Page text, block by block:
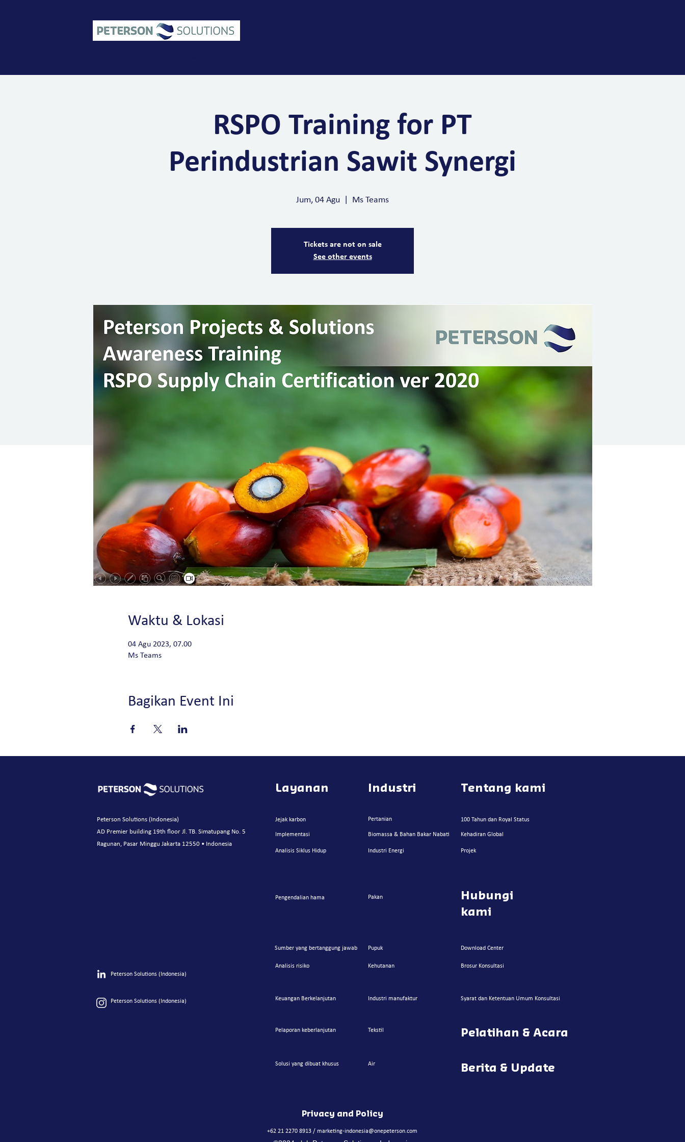
RSPO Training for PT
Perindustrian Sawit Synergi
Jum, 04 Agu Ms Teams
Tickets are not on sale
See other events
Waktu & Lokasi
04 Agu 2023, 07.00
Ms Teams
Bagikan Event Ini
Peterson Solutions (Indonesia)
AD Premier building 19th floor Jl. TB. Simatupang No. 5
Ragunan, Pasar Minggu Jakarta 12550 • Indonesia
Peterson Solutions (Indonesia)
Peterson Solutions (Indonesia)
Layanan Industri Tentang kami
Jejak karbon
Implementasi
Analisis Siklus Hidup
Pertanian
Biomassa & Bahan Bakar Nabati
Industri Energi
100 Tahun dan Royal Status
Kehadiran Global
Projek
Pengendalian hama Pakan
Hubungi
kami
Sumber yang bertanggung jawab Pupuk Download Center
Analisis risiko Kehutanan Brosur Konsultasi
Keuangan Berkelanjutan Industri manufaktur Syarat dan Ketentuan Umum Konsultasi
Pelaporan keberlanjutan Tekstil Pelatihan & Acara
Solusi yang dibuat khusus Air Berita & Update
Privacy and Policy
+62 21 2270 8913 / marketing-indonesia@onepeterson.com